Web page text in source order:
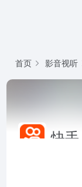
首页 影音视听
快手